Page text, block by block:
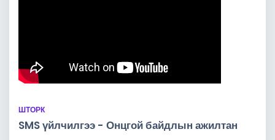
ШТОРК
SMS үйлчилгээ - Онцгой байдлын ажилтан